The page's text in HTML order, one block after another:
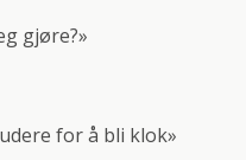
gjøre?»
for å bli klok»